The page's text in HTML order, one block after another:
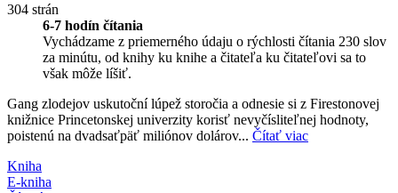
304 strán
6-7 hodín čítania
Vychádzame z priemerného údaju o rýchlosti čítania 230 slov
za minútu, od knihy ku knihe a čitateľa ku čitateľovi sa to
však môže líšiť.
Gang zlodejov uskutoční lúpež storočia a odnesie si z Firestonovej
knižnice Princetonskej univerzity korisť nevyčísliteľnej hodnoty,
poistenú na dvadsaťpäť miliónov dolárov... Čítať viac
Kniha
E-kniha